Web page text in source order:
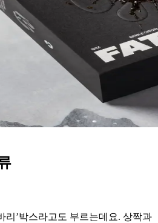
리’박스라고도 부르는데요. 상짝과